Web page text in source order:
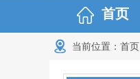
首页
当前位置： 首页